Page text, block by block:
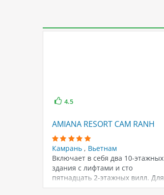
4.5
AMIANA RESORT CAM RANH
Камрань , Вьетнам
Включает в себя два 10-этажных
здания с лифтами и сто
пятнадцать 2-этажных вилл. Для
гостей…